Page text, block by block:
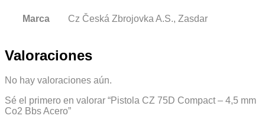
Marca Cz Česká Zbrojovka A.S., Zasdar
Valoraciones
No hay valoraciones aún.
Sé el primero en valorar “Pistola CZ 75D Compact – 4,5 mm
Co2 Bbs Acero”